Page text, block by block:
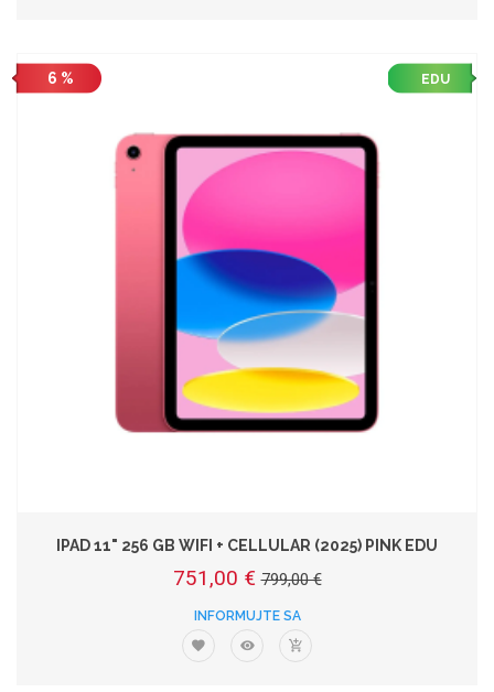
6 % EDU
IPAD 11" 256 GB WIFI + CELLULAR (2025) PINK EDU
751,00 € 799,00 €
INFORMUJTE SA